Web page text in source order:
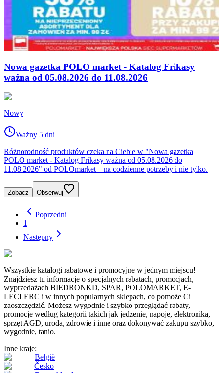
Nowa gazetka POLO market - Katalog Frikasy
ważna od 05.08.2026 do 11.08.2026
Nowy
Ważny 5 dni
Różnorodność produktów czeka na Ciebie w "Nowa gazetka
POLO market - Katalog Frikasy ważna od 05.08.2026 do
11.08.2026" od POLOmarket – na codzienne potrzeby i nie tylko.
Zobacz Obserwuj
Poprzedni
1
Następny
Wszystkie katalogi rabatowe i promocyjne w jednym miejscu!
Znajdziesz tu informacje o specjalnych rabatach, promocjach,
wyprzedażach BIEDRONKD, SPAR, POLOMARKET, E-
LECLERC i w innych popularnych sklepach, co pomoże Ci
zaoszczędzić. Możesz wygodnie i szybko przeglądać rabaty,
promocje według kategorii takich jak jedzenie, napoje, elektronika,
sprzęt AGD, uroda, zdrowie i inne oraz dokonywać zakupu szybko,
wygodnie, tanio.
Inne kraje:
België
Česko